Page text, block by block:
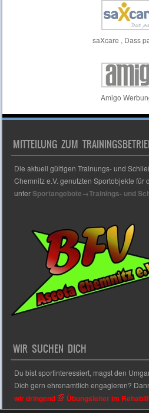
saXcare , Dass
Amigo
MITTEILUNG ZUM
Die aktuell gültigen Trainungs- und
Chemnitz e.V. genutzten Sportobjekte für
unterSportangebote→Trainings- und
WIR SUCHEN DICH
Du bist sportinteressiert, magst den
Dich gern ehrenamtlich engagieren?
wir dringend
Übungsleiter im